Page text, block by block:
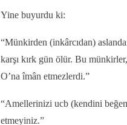
Yine buyurdu ki:
“Münkirden (inkârcıdan)
karşı kırk gün ölür. Bu
O’na îmân etmezlerdi.”
“Amellerinizi ucb (kendini
etmeyiniz.”